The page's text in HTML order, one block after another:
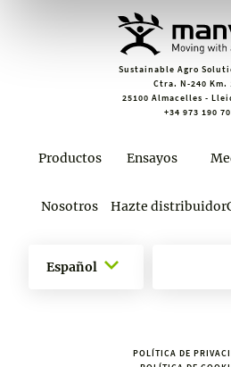
Sustainable Agro
Ctra. N-240 Km.
25100 Almacelles -
+34 973 190
Productos Ensayos
Nosotros Hazte distribuidor
Español
POLÍTICA DE